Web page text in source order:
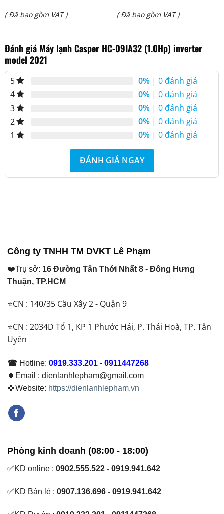
là:
Giá
tại
là:
₫ 10.550.000.
( Đã bao gồm VAT )
là:
Giá
tại
₫ 53.200.000.
( Đã bao gồm VAT )
Đánh giá Máy lạnh Casper HC-09IA32 (1.0Hp) inverter
model 2021
5 0% | 0 đánh giá
4
0% | 0 đánh giá
3
0% | 0 đánh giá
2
0% | 0 đánh giá
1
0% | 0 đánh giá
ĐÁNH GIÁ NGAY
Công ty TNHH TM DVKT Lê Phạm
❤️Trụ sở: 16 Đường Tân Thới Nhất 8 - Đông Hưng
Thuận, TP.HCM
⭐CN : 140/35 Cầu Xây 2 - Quận 9
⭐CN : 2034D Tổ 1, KP 1 Phước Hải, P. Thái Hoà, TP. Tân
Uyên
☎ Hotline: 0919.333.201 - 0911447268
🍀Email : dienlanhlepham@gmail.com
🍀Website: https://dienlanhlepham.vn
Phòng kinh doanh (08:00 - 18:00)
✅KD online : 0902.555.522 - 0919.941.642
✅KD Bán lẻ : 0907.136.696 - 0919.941.642